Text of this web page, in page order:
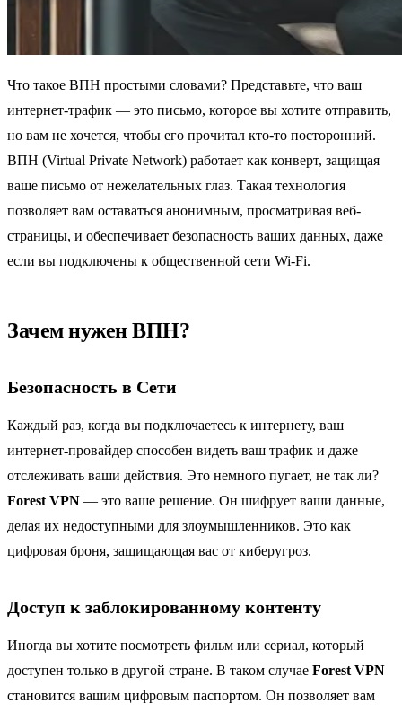
Что такое ВПН простыми словами? Представьте, что ваш
интернет-трафик — это письмо, которое вы хотите отправить,
но вам не хочется, чтобы его прочитал кто-то посторонний.
ВПН (Virtual Private Network) работает как конверт, защищая
ваше письмо от нежелательных глаз. Такая технология
позволяет вам оставаться анонимным, просматривая веб-
страницы, и обеспечивает безопасность ваших данных, даже
если вы подключены к общественной сети Wi-Fi.
Зачем нужен ВПН?
Безопасность в Сети
Каждый раз, когда вы подключаетесь к интернету, ваш
интернет-провайдер способен видеть ваш трафик и даже
отслеживать ваши действия. Это немного пугает, не так ли?
Forest VPN — это ваше решение. Он шифрует ваши данные,
делая их недоступными для злоумышленников. Это как
цифровая броня, защищающая вас от киберугроз.
Доступ к заблокированному контенту
Иногда вы хотите посмотреть фильм или сериал, который
доступен только в другой стране. В таком случае Forest VPN
становится вашим цифровым паспортом. Он позволяет вам